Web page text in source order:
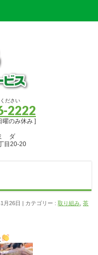
ださい
2222
曜のみ休み ]
ダ
目20-20
月26日 カテゴリー :取り組み ,茶